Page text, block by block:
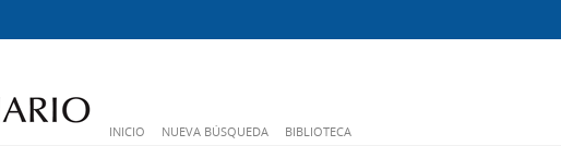
INICIO NUEVA BÚSQUEDA BIBLIOTECA